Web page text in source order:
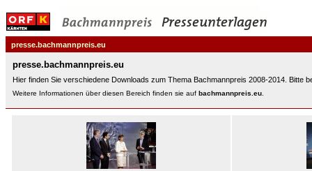
presse.bachmannpreis.eu
presse.bachmannpreis.eu
Hier finden Sie verschiedene Downloads zum Thema Bachmannpreis 2008-2014. Bitte
Weitere Informationen über diesen Bereich finden sie auf bachmannpreis.eu.